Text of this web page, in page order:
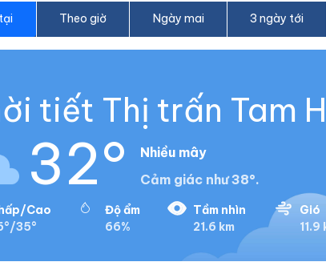
Theo giờ Ngày mai 3 ngày tới
tiết Thị trấn Tam
32°
Nhiều mây
Cảm giác như 38°.
Cao
35°
Độ ẩm
66%
Tầm nhìn
21.6 km
Gió
11.9